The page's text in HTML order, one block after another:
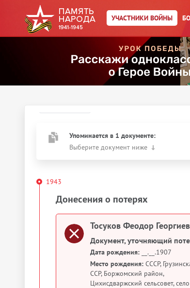
УЧАСТНИКИ ВОЙНЫ
Главная страница Участники войны/
Тосуков Феодор
Георгиевич
__.__.1907
Упоминается в 1 документе:
Выберите документ ниже
1943
Донесения о потерях
Тосуков Феодор
Документ, уточняющий
Дата рождения: __.__.1907
Место рождения: СССР,
ССР, Боржомский район,
Цихисдваржский сельсовет, село